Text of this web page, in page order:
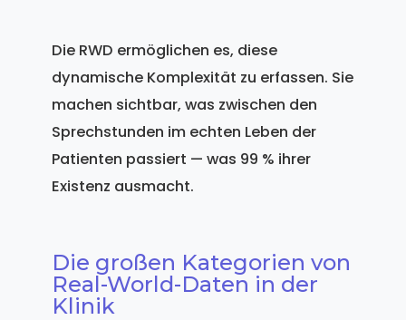
Die RWD ermöglichen es, diese
dynamische Komplexität zu erfassen. Sie
machen sichtbar, was zwischen den
Sprechstunden im echten Leben der
Patienten passiert — was 99 % ihrer
Existenz ausmacht.
Die großen Kategorien von
Real-World-Daten in der
Klinik